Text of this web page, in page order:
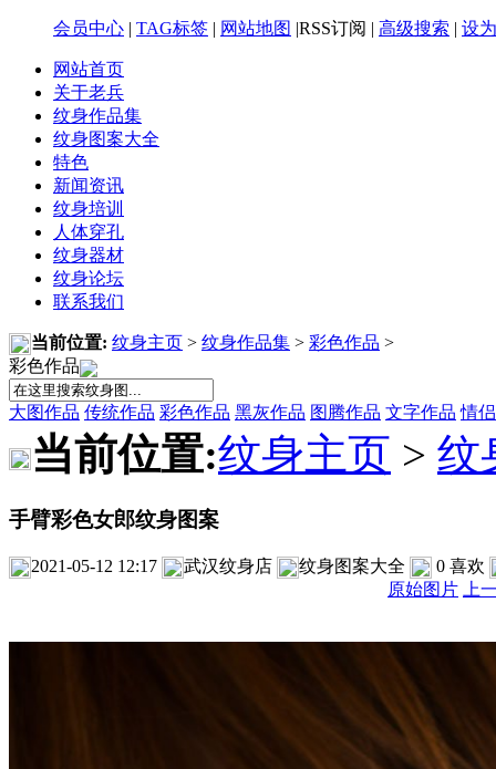
会员中心 | TAG标签 | 网站地图 |RSS订阅 | 高级搜索 | 设
网站首页
关于老兵
纹身作品集
纹身图案大全
特色
新闻资讯
纹身培训
人体穿孔
纹身器材
纹身论坛
联系我们
当前位置: 纹身主页 > 纹身作品集 > 彩色作品 >
彩色作品
大图作品 传统作品 彩色作品 黑灰作品 图腾作品 文字作品 情
当前位置:纹身主页 > 纹
手臂彩色女郎纹身图案
2021-05-12 12:17 武汉纹身店 纹身图案大全 0 喜欢
原始图片
上